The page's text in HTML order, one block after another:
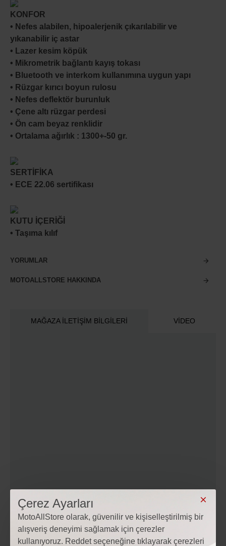
Çerez Ayarları
MotoAllStore olarak, güvenilir ve kişiselleştirilmiş bir
alışveriş deneyimi sağlamak için çerezler
kullanıyoruz. Reddet seçeneğine tıklayarak çerezleri
KONFOR
• Nefes alabilen, hipoalerjenik çıkarılabilir ve
yıkanabilir iç astar
• Lazer kesim köpük
• Mikrometrik bağlantı kayış tokası
• Bluetooth ve interkom kullanımına uygun yapı
• Rüzgar kırıcı boyun rulosu
• Nefes deflektör burunluk
• Çene altı rüzgar perdesi
• Ön cam beyaz renklidir
• Ortalama ağırlık : 1300+-50 gr.
SERTİFİKA
• ECE 22.06 sertifikası
KUTU İÇERİĞİ
• Taşıma kılıf
YORUMLAR
MOTOALLSTORE HAKKINDA
MAĞAZA İLETIŞIM BILGILERI VIDEO